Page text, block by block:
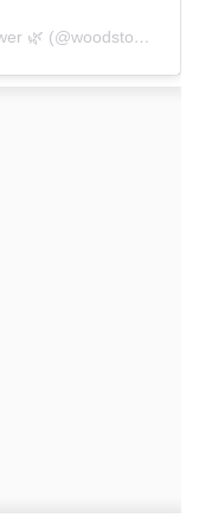
Une publication partagée par Woodstower 🌿 (@woodstower_)